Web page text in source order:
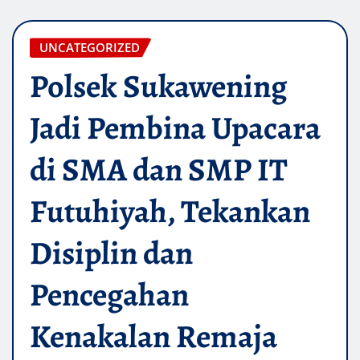
UNCATEGORIZED
Polsek Sukawening
Jadi Pembina Upacara
di SMA dan SMP IT
Futuhiyah, Tekankan
Disiplin dan
Pencegahan
Kenakalan Remaja